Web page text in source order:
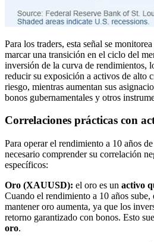
Para los traders, esta señal se
marcar una transición en el ciclo del
inversión de la curva de rendimientos,
reducir su exposición a activos de alto
riesgo, mientras aumentan sus
bonos gubernamentales y otros
Correlaciones prácticas con
Para operar el rendimiento a 10 años
necesario comprender su correlación
específicos:
Oro (XAUUSD): el oro es un activo
Cuando el rendimiento a 10 años
mantener oro aumenta, ya que los
retorno garantizado con bonos. Esto
oro.